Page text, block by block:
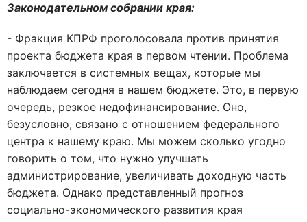
Законодательном собрании края:
- Фракция КПРФ проголосовала против принятия
проекта бюджета края в первом чтении. Проблема
заключается в системных вещах, которые мы
наблюдаем сегодня в нашем бюджете. Это, в первую
очередь, резкое недофинансирование. Оно,
безусловно, связано с отношением федерального
центра к нашему краю. Мы можем сколько угодно
говорить о том, что нужно улучшать
администрирование, увеличивать доходную часть
бюджета. Однако представленный прогноз
социально-экономического развития края